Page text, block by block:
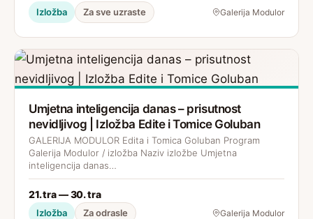
Izložba Za sve uzraste Galerija Modulor
Umjetna inteligencija danas – prisutnost
nevidljivog | Izložba Edite i Tomice Goluban
GALERIJA MODULOR Edita i Tomica Goluban Program
Galerija Modulor / izložba Naziv izložbe Umjetna
inteligencija danas…
21. tra — 30. tra
Izložba Za odrasle Galerija Modulor